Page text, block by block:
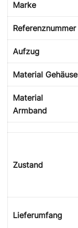
Marke
Referenznummer
Aufzug
Material Gehäuse
Material
Armband
Zustand
Lieferumfang